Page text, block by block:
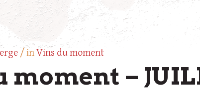
/ inVins du moment
moment –